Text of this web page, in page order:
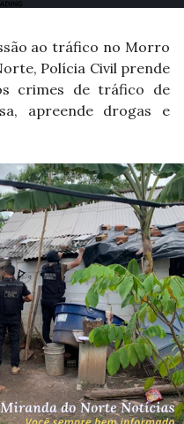
ao tráfico no Morro
Polícia Civil prende
crimes de tráfico de
apreende drogas e